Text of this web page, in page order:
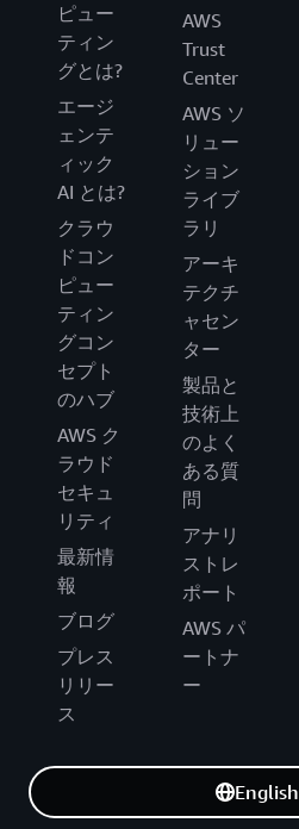
ピュー
ティン
グとは?
エージ
ェンテ
ィック
AI とは?
クラウ
ドコン
ピュー
ティン
グコン
セプト
のハブ
AWS ク
ラウド
セキュ
リティ
最新情
報
ブログ
プレス
リリー
ス
AWS
Trust
Center
AWS ソ
リュー
ション
ライブ
ラリ
アーキ
テクチ
ャセン
ター
製品と
技術上
のよく
ある質
問
アナリ
ストレ
ポート
AWS パ
ートナ
ー
English